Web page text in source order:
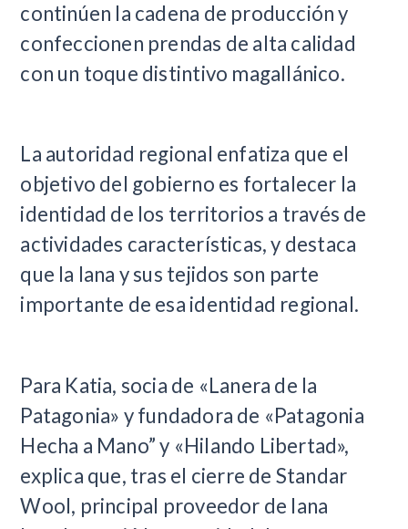
continúen la cadena de producción y
confeccionen prendas de alta calidad
con un toque distintivo magallánico.
La autoridad regional enfatiza que el
objetivo del gobierno es fortalecer la
identidad de los territorios a través de
actividades características, y destaca
que la lana y sus tejidos son parte
importante de esa identidad regional.
Para Katia, socia de «Lanera de la
Patagonia» y fundadora de «Patagonia
Hecha a Mano” y «Hilando Libertad»,
explica que, tras el cierre de Standar
Wool, principal proveedor de lana